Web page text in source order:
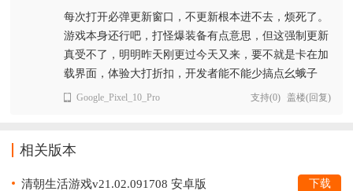
每次打开必弹更新窗口，不更新根本进不去，烦死了。
游戏本身还行吧，打怪爆装备有点意思，但这强制更新
真受不了，明明昨天刚更过今天又来，要不就是卡在加
载界面，体验大打折扣，开发者能不能少搞点幺蛾子
Google_Pixel_10_Pro 支持(0) 盖楼(回复)
相关版本
清朝生活游戏v21.02.091708 安卓版 下载